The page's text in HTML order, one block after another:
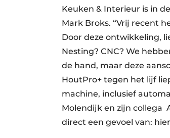
Keuken & Interieur is in
Mark Broks. “Vrij recent
Door deze ontwikkeling,
Nesting? CNC? We
de hand, maar deze
HoutPro+ tegen het lijf
machine, inclusief
Molendijk en zijn collega
direct een gevoel van: